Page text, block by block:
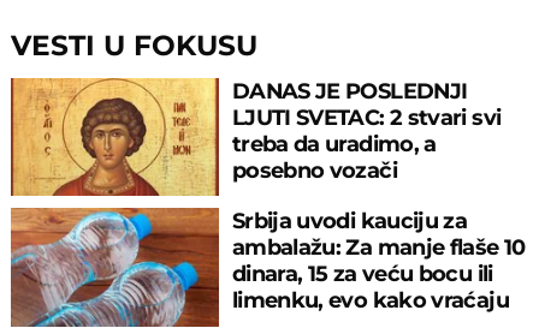
VESTI U FOKUSU
DANAS JE POSLEDNJI
LJUTI SVETAC: 2 stvari svi
treba da uradimo, a
posebno vozači
Srbija uvodi kauciju za
ambalažu: Za manje flaše 10
dinara, 15 za veću bocu ili
limenku, evo kako vraćaju